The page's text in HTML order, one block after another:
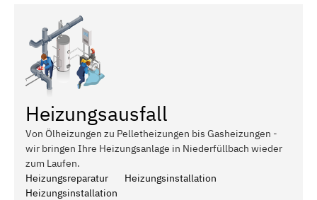
Heizungsausfall
Von Ölheizungen zu Pelletheizungen bis Gasheizungen -
wir bringen Ihre Heizungsanlage in Niederfüllbach wieder
zum Laufen.
Heizungsreparatur
Heizungsinstallation
Heizungsinstallation